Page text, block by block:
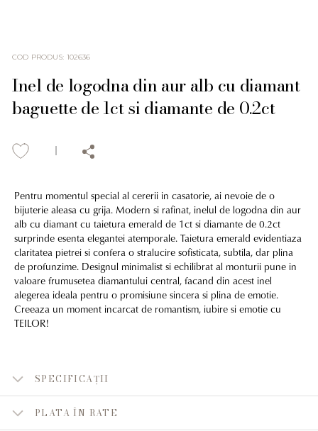
COD PRODUS: 102636
Inel de logodna din aur alb cu diamant
baguette de 1ct si diamante de 0.2ct
Pentru momentul special al cererii in casatorie, ai nevoie de o
bijuterie aleasa cu grija. Modern si rafinat, inelul de logodna din aur
alb cu diamant cu taietura emerald de 1ct si diamante de 0.2ct
surprinde esenta elegantei atemporale. Taietura emerald evidentiaza
claritatea pietrei si confera o stralucire sofisticata, subtila, dar plina
de profunzime. Designul minimalist si echilibrat al monturii pune in
valoare frumusetea diamantului central, facand din acest inel
alegerea ideala pentru o promisiune sincera si plina de emotie.
Creeaza un moment incarcat de romantism, iubire si emotie cu
TEILOR!
SPECIFICAȚII
PLATA ÎN RATE